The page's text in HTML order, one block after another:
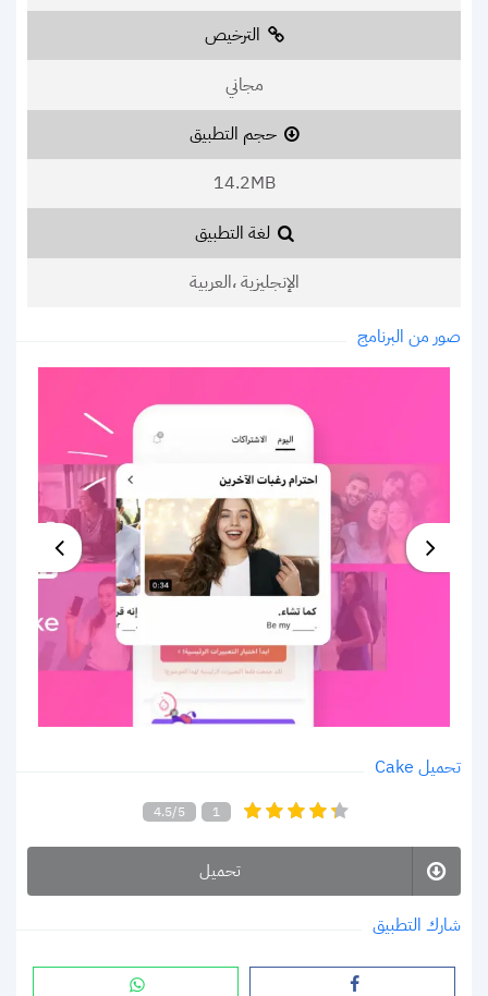
الترخيص
مجاني
حجم التطبيق
14.2MB
لغة التطبيق
الإنجليزية ،العربية
صور من البرنامج
تحميل Cake
4.5/5 1
تحميل
شارك التطبيق